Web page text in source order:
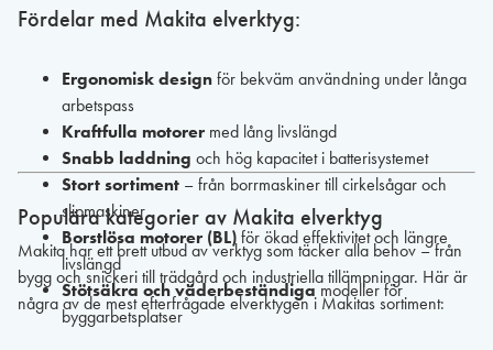
Fördelar med Makita elverktyg:
Ergonomisk design för bekväm användning under långa
arbetspass
Kraftfulla motorer med lång livslängd
Snabb laddning och hög kapacitet i batterisystemet
Stort sortiment – från borrmaskiner till cirkelsågar och
slipmaskiner
Borstlösa motorer (BL) för ökad effektivitet och längre
livslängd
Stötsäkra och väderbeständigamodeller för
byggarbetsplatser
Populära kategorier av Makita elverktyg
Makita har ett brett utbud av verktyg som täcker alla behov – från
bygg och snickeri till trädgård och industriella tillämpningar. Här är
några av de mest efterfrågade elverktygen i Makitas sortiment: